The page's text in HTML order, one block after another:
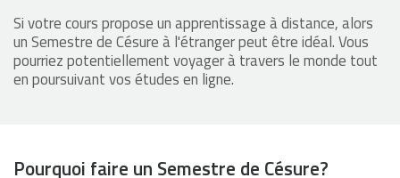
Si votre cours propose un apprentissage à distance, alors
un Semestre de Césure à l'étranger peut être idéal. Vous
pourriez potentiellement voyager à travers le monde tout
en poursuivant vos études en ligne.
Pourquoi faire un Semestre de Césure?